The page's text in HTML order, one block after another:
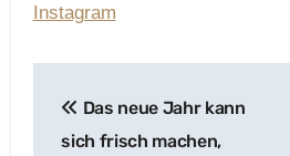
Instagram
Das neue Jahr kann
sich frisch machen,